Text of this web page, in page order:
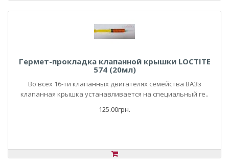
Гермет-прокладка клапанной крышки LOCTITE
574 (20мл)
Во всех 16-ти клапанных двигателях семейства ВАЗз
клапанная крышка устанавливается на специальный ге..
125.00грн.